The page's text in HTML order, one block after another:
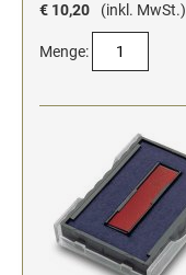
€ 10,20
(inkl. MwSt.)
Menge: